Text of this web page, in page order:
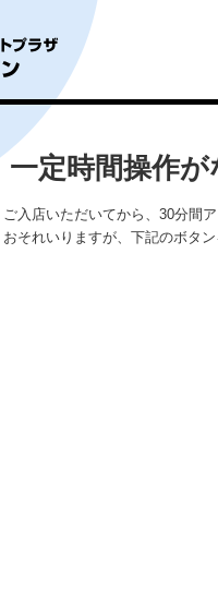
一定時間操作
ご入店いただいてから、30分間
おそれいりますが、下記のボタ